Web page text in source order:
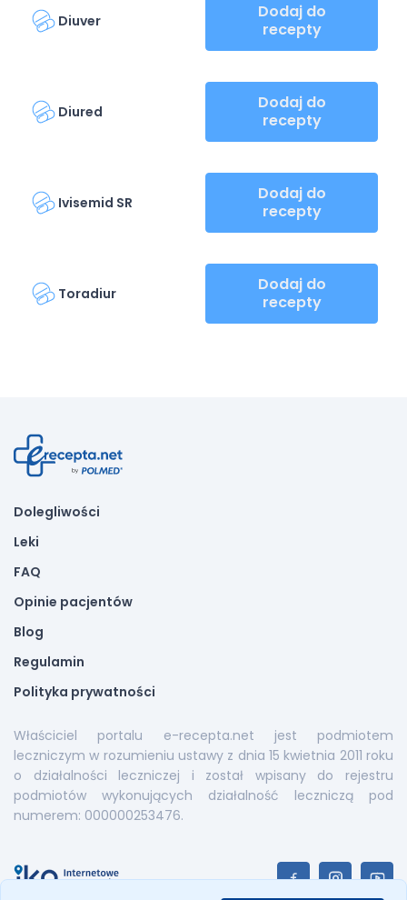
Diuver
Dodaj do
recepty
Diured
Dodaj do
recepty
Ivisemid SR
Dodaj do
recepty
Toradiur
Dodaj do
recepty
Dolegliwości
Leki
FAQ
Opinie pacjentów
Blog
Regulamin
Polityka prywatności
Właściciel portalu e-recepta.net jest podmiotem
leczniczym w rozumieniu ustawy z dnia 15 kwietnia 2011 roku
o działalności leczniczej i został wpisany do rejestru
podmiotów wykonujących działalność leczniczą pod
numerem: 000000253476.